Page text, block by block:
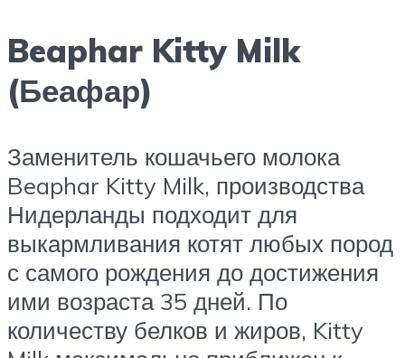
Beaphar Kitty Milk
(Беафар)
Заменитель кошачьего молока
Beaphar Kitty Milk, производства
Нидерланды подходит для
выкармливания котят любых пород
с самого рождения до достижения
ими возраста 35 дней. По
количеству белков и жиров, Kitty